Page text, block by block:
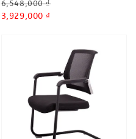
Regular
price
6,548,000 ₫
Sale
3,929,000 ₫